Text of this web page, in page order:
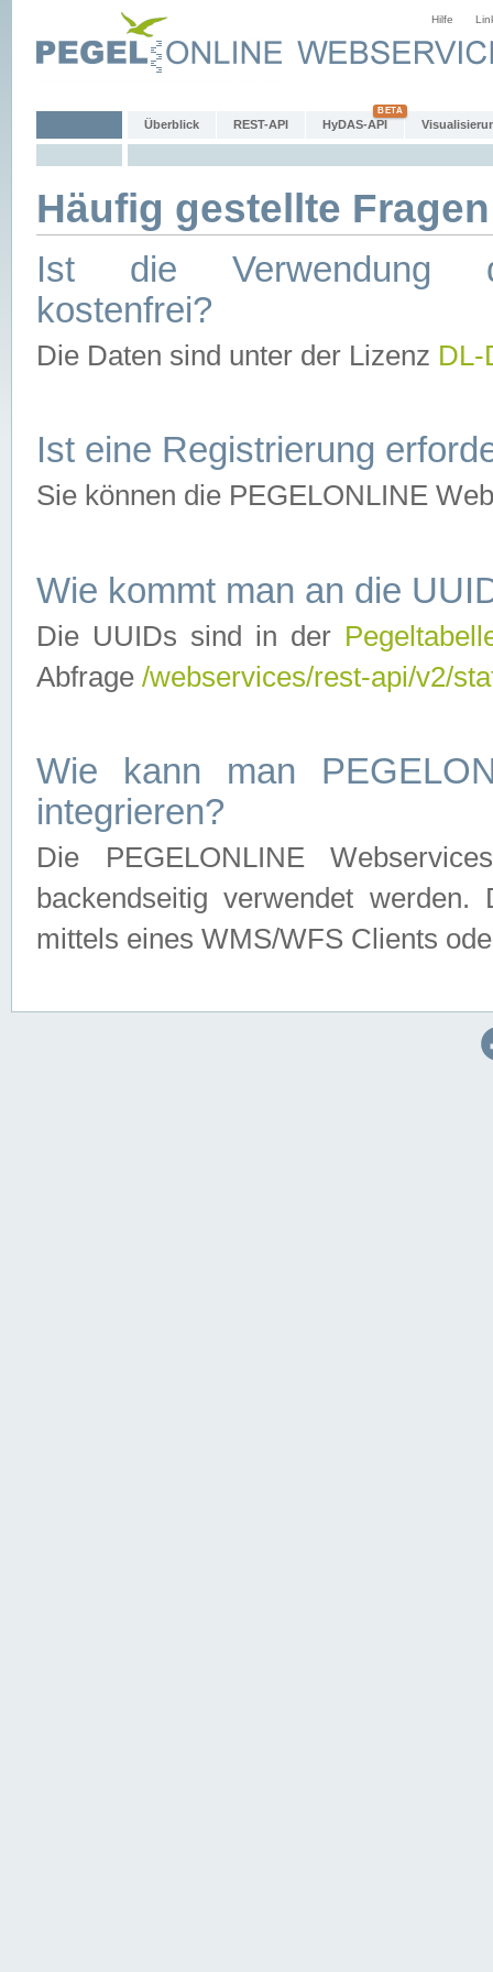
Hilfe
Überblick REST-API HyDAS-API
Häufig gestellte
Ist die Verwendung
kostenfrei?
Die Daten sind unter der Lizenz
Ist eine Registrierung
Sie können die PEGELONLINE
Wie kommt man an die
Die UUIDs sind in der
Abfrage /webservices/rest-api/v2/
Wie kann man
integrieren?
Die PEGELONLINE
backendseitig verwendet
mittels eines WMS/WFS Clients